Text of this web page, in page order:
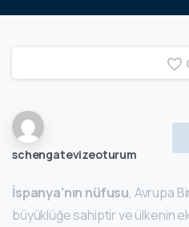
schengatevizeoturum
İspanya’nın nüfusu, Avrupa
büyüklüğe sahiptir ve ülkenin